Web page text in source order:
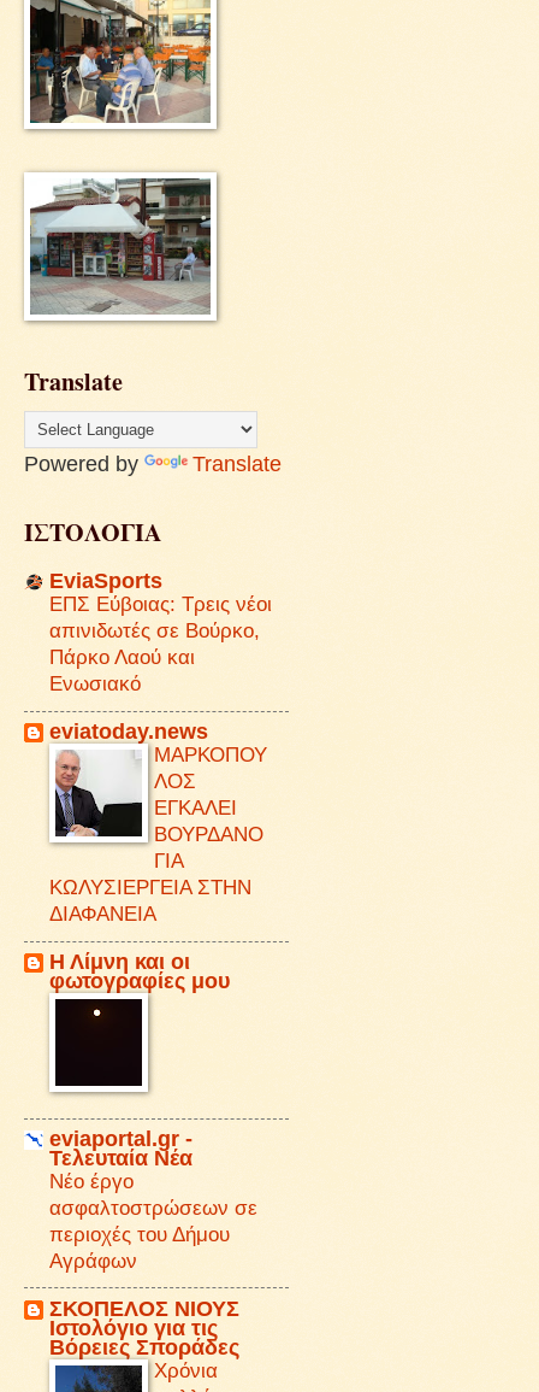
Translate
Powered by Translate
ΙΣΤΟΛΟΓΙΑ
EviaSports
ΕΠΣ Εύβοιας: Τρεις νέοι
απινιδωτές σε Βούρκο,
Πάρκο Λαού και
Ενωσιακό
eviatoday.news
ΜΑΡΚΟΠΟΥ
ΛΟΣ
ΕΓΚΑΛΕΙ
ΒΟΥΡΔΑΝΟ
ΓΙΑ
ΚΩΛΥΣΙΕΡΓΕΙΑ ΣΤΗΝ
ΔΙΑΦΑΝΕΙΑ
Η Λίμνη και οι
φωτογραφίες μου
eviaportal.gr -
Τελευταία Νέα
Νέο έργο
ασφαλτοστρώσεων σε
περιοχές του Δήμου
Αγράφων
ΣΚΟΠΕΛΟΣ ΝΙΟΥΣ
Iστολόγιο για τις
Βόρειες Σποράδες
Χρόνια